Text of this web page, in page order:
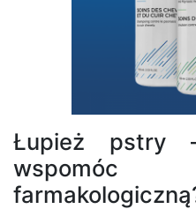
Łupież